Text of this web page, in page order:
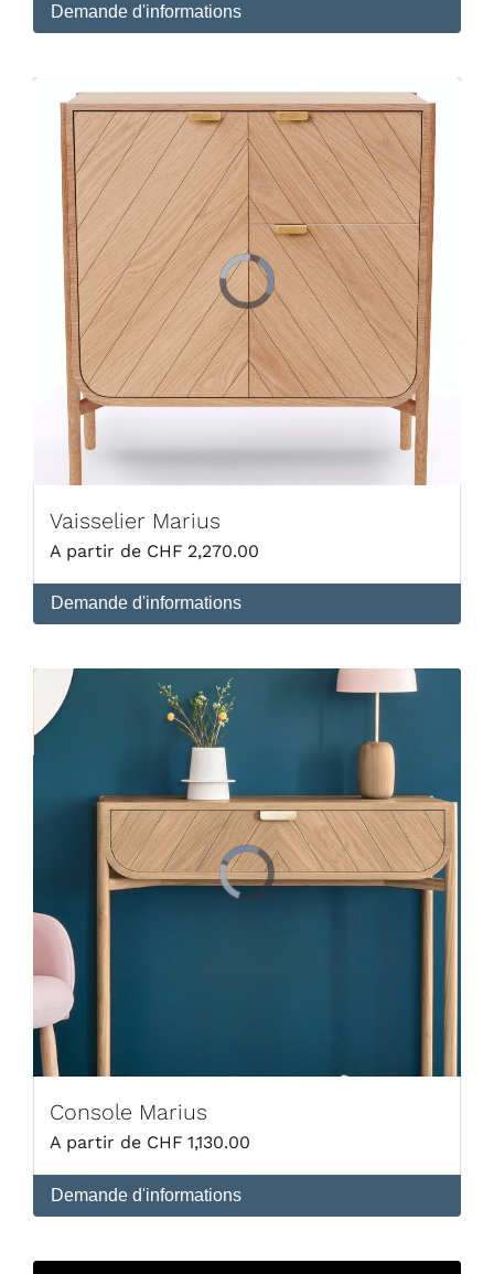
Demande d'informations
Vaisselier Marius
CHF 2,270.00
Demande d'informations
Console Marius
CHF 1,130.00
Demande d'informations